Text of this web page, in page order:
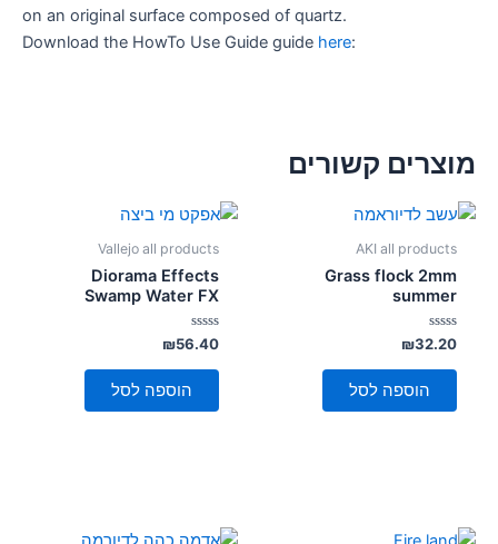
on an original surface composed of quartz.
Download the HowTo Use Guide guide here:
מוצרים קשורים
AKI all products
Grass flock 2mm
summer
דורג
0
מתוך
₪32.20
הוספה לסל
Vallejo all products
Diorama Effects
Swamp Water FX
דורג
0
מתוך
₪56.40
הוספה לסל